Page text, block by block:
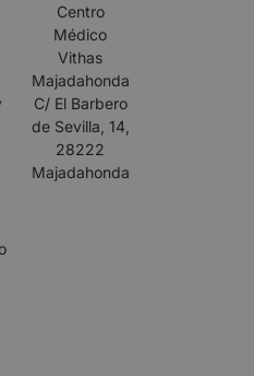
Centro
Médico
Vithas
Majadahonda
C/ El Barbero
de Sevilla, 14,
28222
Majadahonda